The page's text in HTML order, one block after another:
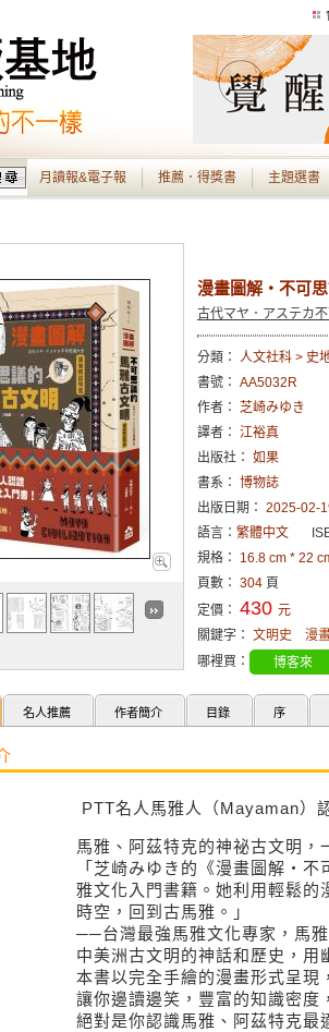
月讀報&電子報 推薦．得獎書 主題選書
漫畫圖解‧不可思
古代マヤ．アステカ
分類： 人文社科 > 史
書號： AA5032R
作者： 芝崎みゆき
譯者： 江裕真
出版社： 如果
書系： 博物誌
出版日期： 2025-02-
語言： 繁體中文
規格： 16.8 cm *
頁數： 304 頁
定價： 430 元
關鍵字： 文明史 漫
哪裡買：
博客來
名人推薦 作者簡介 目錄 序
PTT名人馬雅人（Mayaman）
馬雅、阿茲特克的神祕古文明，
「芝崎みゆき的《漫畫圖解・
雅文化入門書籍。她利用輕鬆的
時空，回到古馬雅。」
──台灣最強馬雅文化專家，馬
中美洲古文明的神話和歷史，
本書以完全手繪的漫畫形式呈現
讓你邊讀邊笑，豐富的知識密度
絕對是你認識馬雅、阿茲特克最